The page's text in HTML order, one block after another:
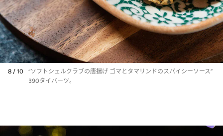
8 / 10
“ソフトシェルクラブの唐揚げ ゴマとタマリンドのスパイシーソース”
390タイバーツ。